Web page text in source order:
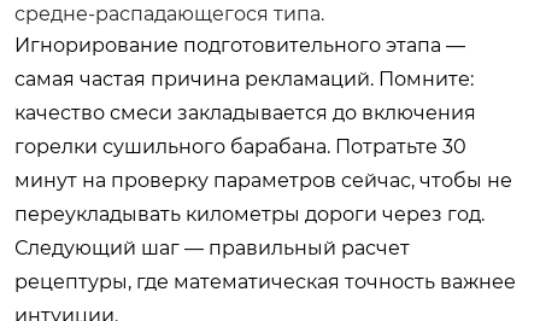
средне-распадающегося типа.
Игнорирование подготовительного этапа —
самая частая причина рекламаций. Помните:
качество смеси закладывается до включения
горелки сушильного барабана. Потратьте 30
минут на проверку параметров сейчас, чтобы не
переукладывать километры дороги через год.
Следующий шаг — правильный расчет
рецептуры, где математическая точность важнее
интуиции.